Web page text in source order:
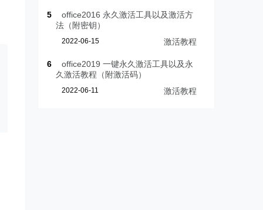
5
office2016 永久激活工具以及激活方
法（附密钥）
2022-06-15 激活教程
6
office2019 一键永久激活工具以及永
久激活教程（附激活码）
2022-06-11 激活教程